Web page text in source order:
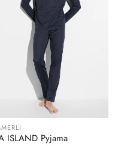
ISLAND Pyjama